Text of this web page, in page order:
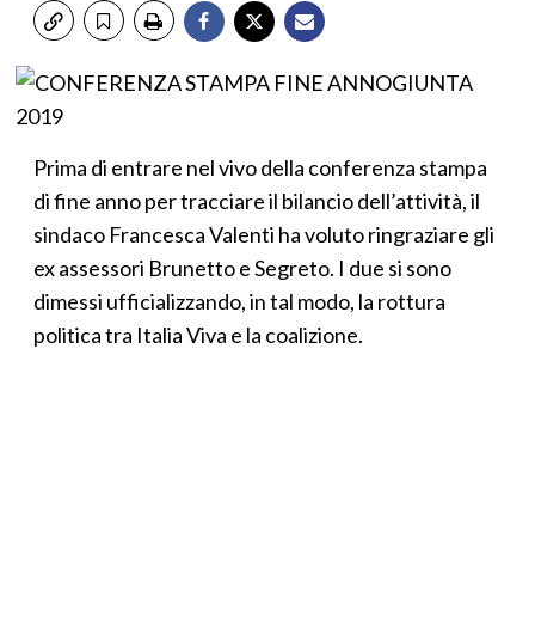
Prima di entrare nel vivo della conferenza stampa
di fine anno per tracciare il bilancio dell’attività, il
sindaco Francesca Valenti ha voluto ringraziare gli
ex assessori Brunetto e Segreto. I due si sono
dimessi ufficializzando, in tal modo, la rottura
politica tra Italia Viva e la coalizione.